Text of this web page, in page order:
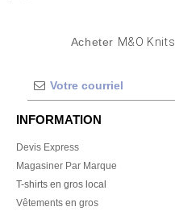
Acheter M&O Knits
INFORMATION
Devis Express
Magasiner Par Marque
T-shirts en gros local
Vêtements en gros